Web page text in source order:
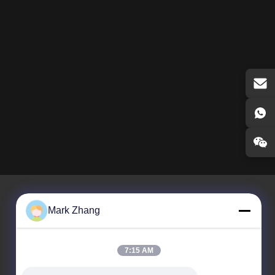
Mark Zhang
7:15 AM